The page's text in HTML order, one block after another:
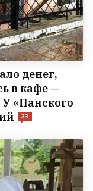
денег,
в кафе —
«Панского
33